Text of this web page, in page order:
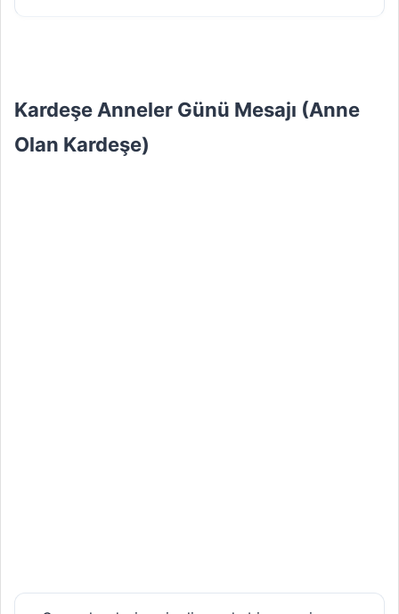
Kardeşe Anneler Günü Mesajı (Anne
Olan Kardeşe)